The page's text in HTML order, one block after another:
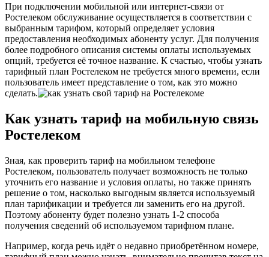
При подключении мобильной или интернет-связи от
Ростелеком обслуживание осуществляется в соответствии с
выбранным тарифом, который определяет условия
предоставления необходимых абоненту услуг. Для получения
более подробного описания системы оплаты используемых
опций, требуется её точное название. К счастью, чтобы узнать
тарифный план Ростелеком не требуется много времени, если
пользователь имеет представление о том, как это можно
сделать.
Как узнать тариф на мобильную связь
Ростелеком
Зная, как проверить тариф на мобильном телефоне
Ростелеком, пользователь получает возможность не только
уточнить его название и условия оплаты, но также принять
решение о том, насколько выгодным является используемый
план тарификации и требуется ли заменить его на другой.
Поэтому абоненту будет полезно узнать 1-2 способа
получения сведений об используемом тарифном плане.
Например, когда речь идёт о недавно приобретённом номере,